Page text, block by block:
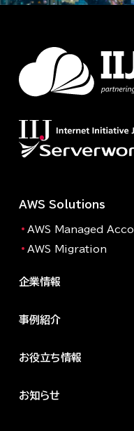
AWS Solutions
AWS Managed
AWS Migration
企業情報
事例紹介
お役立ち情報
お知らせ